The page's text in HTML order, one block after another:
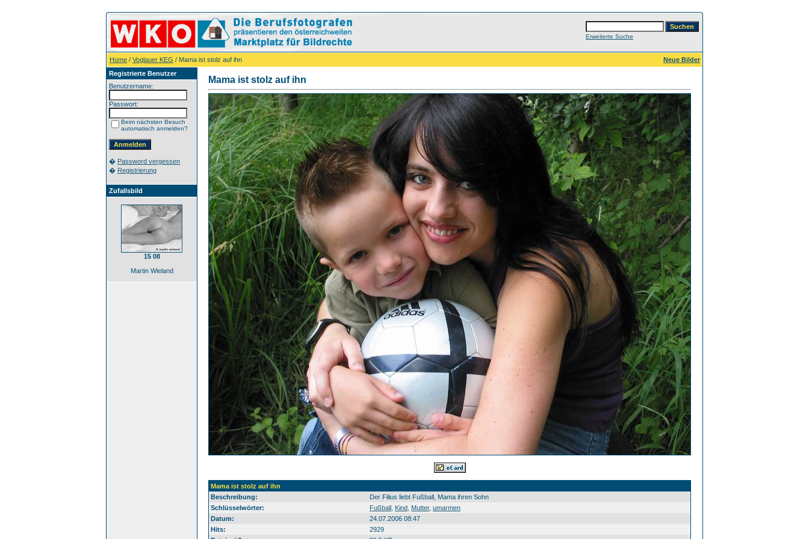
Erweiterte Suche
Home / Voglauer KEG / Mama ist stolz auf ihn
Neue Bilder
Registrierte Benutzer
Benutzername:
Passwort:
Beim nächsten Besuch
automatisch anmelden?
� Password vergessen
� Registrierung
Zufallsbild
15 08
Martin Wieland
Mama ist stolz auf ihn
Mama ist stolz auf ihn
Beschreibung:
Der Filius liebt Fußball, Mama ihren Sohn
Schlüsselwörter:
Fußball Kind Mutter, umarmen
Datum:
24.07.2006 08:47
Hits:
2929